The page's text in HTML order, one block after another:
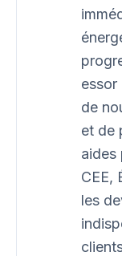
essor
de
et de
aides
CEE,
les